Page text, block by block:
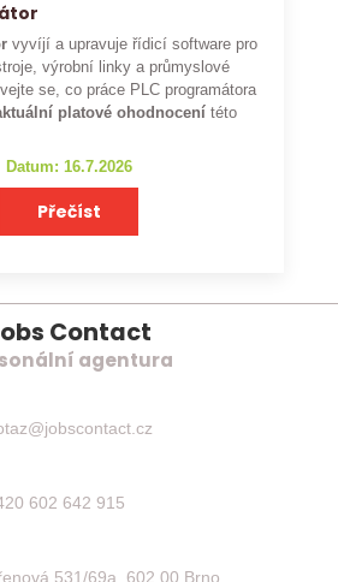
vyvíjí a upravuje řídicí software pro
výrobní linky a průmyslové
se, co práce PLC programátora
platové ohodnocení této
Datum: 16.7.2026
Přečíst
Contact
agentura
602 642 915
531/69a, 602 00 Brno